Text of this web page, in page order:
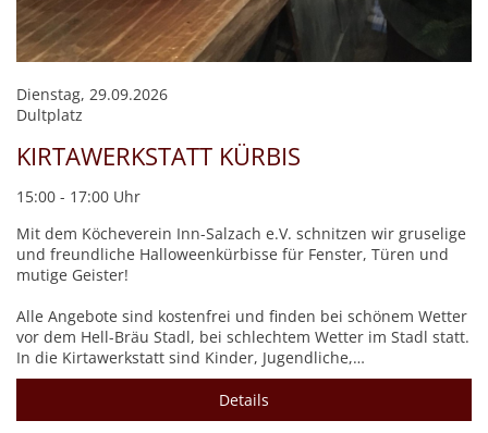
Dienstag, 29.09.2026
Dultplatz
KIRTAWERKSTATT KÜRBIS
15:00 - 17:00 Uhr
Mit dem Köcheverein Inn-Salzach e.V. schnitzen wir gruselige
und freundliche Halloweenkürbisse für Fenster, Türen und
mutige Geister!
Alle Angebote sind kostenfrei und finden bei schönem Wetter
vor dem Hell-Bräu Stadl, bei schlechtem Wetter im Stadl statt.
In die Kirtawerkstatt sind Kinder, Jugendliche,…
Details